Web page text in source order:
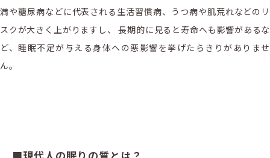
満や糖尿病などに代表される生活習慣病、うつ病や肌荒れなどのリ
スクが大きく上がりますし、 長期的に見ると寿命へも影響があるな
ど、睡眠不足が与える身体への悪影響を挙げたらきりがありませ
ん。